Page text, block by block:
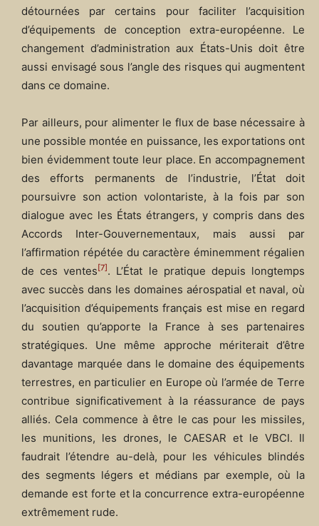
détournées par certains pour faciliter l’acquisition
d’équipements de conception extra-européenne. Le
changement d’administration aux États-Unis doit être
aussi envisagé sous l’angle des risques qui augmentent
dans ce domaine.
Par ailleurs, pour alimenter le flux de base nécessaire à
une possible montée en puissance, les exportations ont
bien évidemment toute leur place. En accompagnement
des efforts permanents de l’industrie, l’État doit
poursuivre son action volontariste, à la fois par son
dialogue avec les États étrangers, y compris dans des
Accords Inter-Gouvernementaux, mais aussi par
l’affirmation répétée du caractère éminemment régalien
de ces ventes [7] . L’État le pratique depuis longtemps
avec succès dans les domaines aérospatial et naval, où
l’acquisition d’équipements français est mise en regard
du soutien qu’apporte la France à ses partenaires
stratégiques. Une même approche mériterait d’être
davantage marquée dans le domaine des équipements
terrestres, en particulier en Europe où l’armée de Terre
contribue significativement à la réassurance de pays
alliés. Cela commence à être le cas pour les missiles,
les munitions, les drones, le CAESAR et le VBCI. Il
faudrait l’étendre au-delà, pour les véhicules blindés
des segments légers et médians par exemple, où la
demande est forte et la concurrence extra-européenne
extrêmement rude.